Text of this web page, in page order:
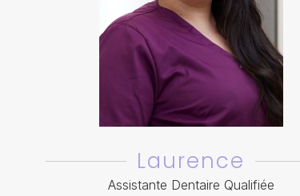
Laurence
Assistante Dentaire Qualifiée